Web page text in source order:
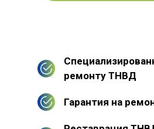
ремонту ТНВД
Гарантия на